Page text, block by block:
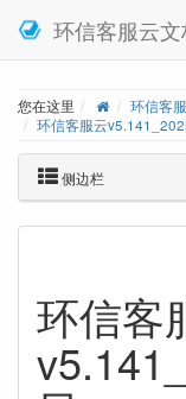
环信客服云文
您在这里 环信客
环信客服云
侧边栏
环信客